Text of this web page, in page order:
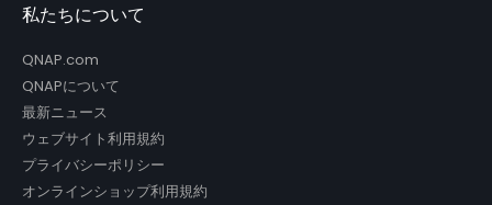
私たちについて
QNAP.com
QNAPについて
最新ニュース
ウェブサイト利用規約
プライバシーポリシー
オンラインショップ利用規約